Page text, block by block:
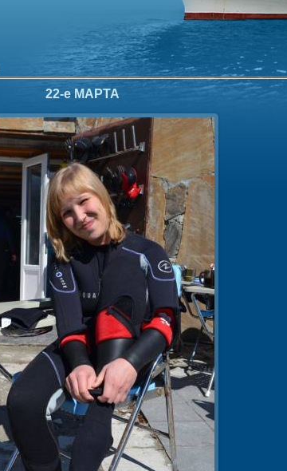
22-е МАРТА